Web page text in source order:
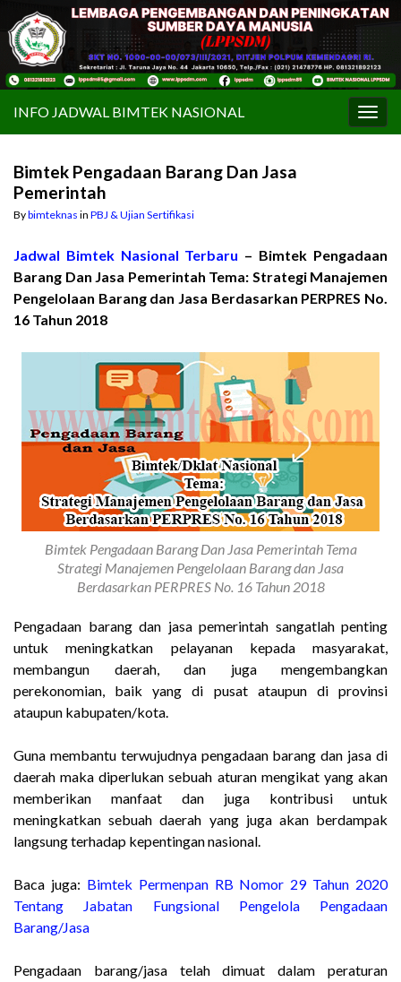
INFO JADWAL BIMTEK NASIONAL
Bimtek Pengadaan Barang Dan Jasa
Pemerintah
Bybimteknas in PBJ & Ujian Sertifikasi
Jadwal Bimtek Nasional Terbaru – Bimtek Pengadaan
Barang Dan Jasa Pemerintah Tema: Strategi Manajemen
Pengelolaan Barang dan Jasa Berdasarkan PERPRES No.
16 Tahun 2018
Bimtek Pengadaan Barang Dan Jasa Pemerintah Tema
Strategi Manajemen Pengelolaan Barang dan Jasa
Berdasarkan PERPRES No. 16 Tahun 2018
Pengadaan barang dan jasa pemerintah sangatlah penting
untuk meningkatkan pelayanan kepada masyarakat,
membangun daerah, dan juga mengembangkan
perekonomian, baik yang di pusat ataupun di provinsi
ataupun kabupaten/kota.
Guna membantu terwujudnya pengadaan barang dan jasa di
daerah maka diperlukan sebuah aturan mengikat yang akan
memberikan manfaat dan juga kontribusi untuk
meningkatkan sebuah daerah yang juga akan berdampak
langsung terhadap kepentingan nasional.
Baca juga: Bimtek Permenpan RB Nomor 29 Tahun 2020
Tentang Jabatan Fungsional Pengelola Pengadaan
Barang/Jasa
Pengadaan barang/jasa telah dimuat dalam peraturan